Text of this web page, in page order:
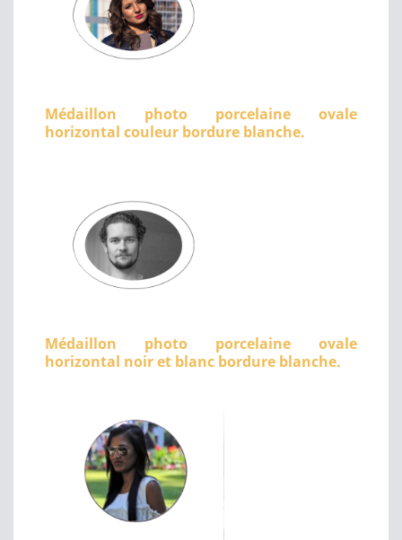
Médaillon photo porcelaine ovale
horizontal couleur bordure blanche.
Médaillon photo porcelaine ovale
horizontal noir et blanc bordure blanche.